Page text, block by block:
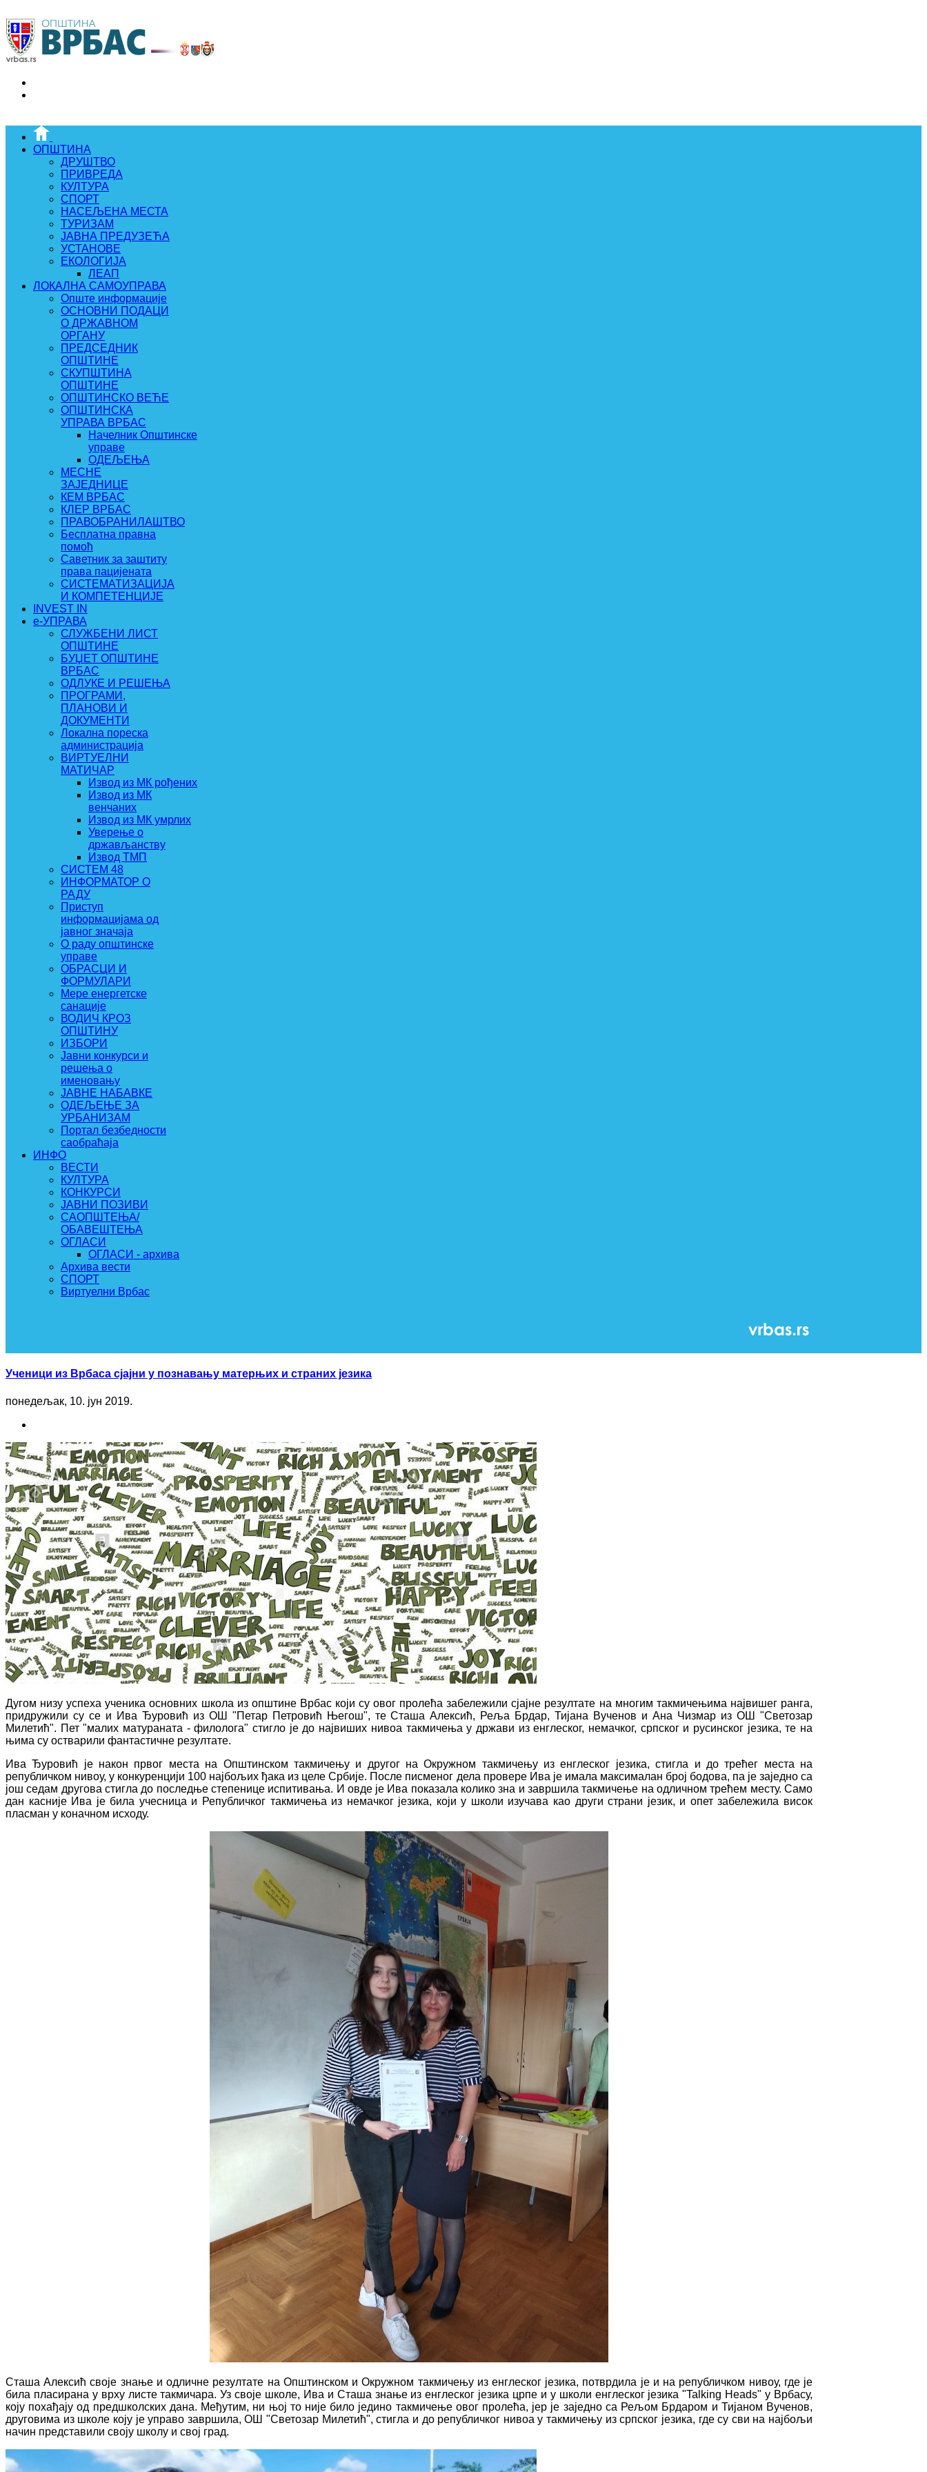
ОПШТИНА
ДРУШТВО
ПРИВРЕДА
КУЛТУРА
СПОРТ
НАСЕЉЕНА МЕСТА
ТУРИЗАМ
ЈАВНА ПРЕДУЗЕЋА
УСТАНОВЕ
ЕКОЛОГИЈА
ЛЕАП
ЛОКАЛНА САМОУПРАВА
Опште информације
ОСНОВНИ ПОДАЦИ
О ДРЖАВНОМ
ОРГАНУ
ПРЕДСЕДНИК
ОПШТИНЕ
СКУПШТИНА
ОПШТИНЕ
ОПШТИНСКО ВЕЋЕ
ОПШТИНСКА
УПРАВА ВРБАС
Начелник Општинске
управе
ОДЕЉЕЊА
МЕСНЕ
ЗАЈЕДНИЦЕ
КЕМ ВРБАС
КЛЕР ВРБАС
ПРАВОБРАНИЛАШТВО
Бесплатна правна
помоћ
Саветник за заштиту
права пацијената
СИСТЕМАТИЗАЦИЈА
И КОМПЕТЕНЦИЈЕ
INVEST IN
e-УПРАВА
СЛУЖБЕНИ ЛИСТ
ОПШТИНЕ
БУЏЕТ ОПШТИНЕ
ВРБАС
ОДЛУКЕ И РЕШЕЊА
ПРОГРАМИ,
ПЛАНОВИ И
ДОКУМЕНТИ
Локална пореска
администрација
ВИРТУЕЛНИ
МАТИЧАР
Извод из МК рођених
Извод из МК
венчаних
Извод из МК умрлих
Уверење о
држављанству
Извод ТМП
СИСТЕМ 48
ИНФОРМАТОР О
РАДУ
Приступ
информацијама од
јавног значаја
О раду општинске
управе
ОБРАСЦИ И
ФОРМУЛАРИ
Мере енергетске
санације
ВОДИЧ КРОЗ
ОПШТИНУ
ИЗБОРИ
Јавни конкурси и
решења о
именовању
ЈАВНЕ НАБАВКЕ
ОДЕЉЕЊЕ ЗА
УРБАНИЗАМ
Портал безбедности
саобраћаја
ИНФО
ВЕСТИ
КУЛТУРА
КОНКУРСИ
ЈАВНИ ПОЗИВИ
САОПШТЕЊА/
ОБАВЕШТЕЊА
ОГЛАСИ
ОГЛАСИ - архива
Архива вести
СПОРТ
Виртуелни Врбас
Ученици из Врбаса сјајни у познавању матерњих и страних језика
понедељак, 10. јун 2019.
Дугом низу успеха ученика основних школа из општине Врбас који су овог пролећа забележили сјајне резултате на многим такмичењима највишег ранга,
придружили су се и Ива Ђуровић из ОШ "Петар Петровић Његош", те Сташа Алексић, Реља Брдар, Тијана Вученов и Ана Чизмар из ОШ "Светозар
Милетић". Пет "малих матураната - филолога" стигло је до највиших нивоа такмичења у држави из енглеског, немачког, српског и русинског језика, те на
њима су остварили фантастичне резултате.
Ива Ђуровић је након првог места на Општинском такмичењу и другог на Окружном такмичењу из енглеског језика, стигла и до трећег места на
републичком нивоу, у конкуренцији 100 најбољих ђака из целе Србије. После писменог дела провере Ива је имала максималан број бодова, па је заједно са
још седам другова стигла до последње степенице испитивања. И овде је Ива показала колико зна и завршила такмичење на одличном трећем месту. Само
дан касније Ива је била учесница и Републичког такмичења из немачког језика, који у школи изучава као други страни језик, и опет забележила висок
пласман у коначном исходу.
Сташа Алексић своје знање и одличне резултате на Општинском и Окружном такмичењу из енглеског језика, потврдила је и на републичком нивоу, где је
била пласирана у врху листе такмичара. Уз своје школе, Ива и Сташа знање из енглеског језика црпе и у школи енглеског језика "Talking Heads" у Врбасу,
коју похађају од предшколских дана. Међутим, ни њој то није било једино такмичење овог пролећа, јер је заједно са Рељом Брдаром и Тијаном Вученов,
друговима из школе коју је управо завршила, ОШ "Светозар Милетић", стигла и до републичког нивоа у такмичењу из српског језика, где су сви на најбољи
начин представили своју школу и свој град.